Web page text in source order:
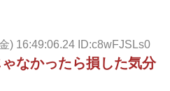
) 16:49:06.24 ID:c8wFJSLs0
なかったら損した気分